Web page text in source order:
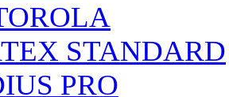
STANDARD
PRO